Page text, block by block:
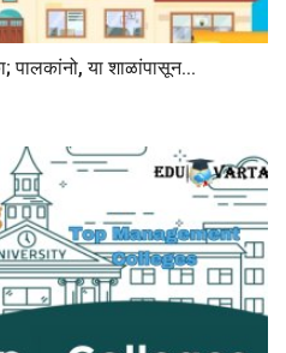
पालकांनो, या शाळांपासून...